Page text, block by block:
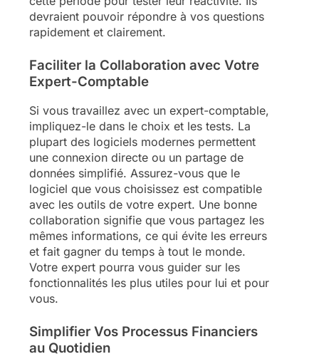
devraient pouvoir répondre à vos questions
rapidement et clairement.
Faciliter la Collaboration avec Votre
Expert-Comptable
Si vous travaillez avec un expert-comptable,
impliquez-le dans le choix et les tests. La
plupart des logiciels modernes permettent
une connexion directe ou un partage de
données simplifié. Assurez-vous que le
logiciel que vous choisissez est compatible
avec les outils de votre expert. Une bonne
collaboration signifie que vous partagez les
mêmes informations, ce qui évite les erreurs
et fait gagner du temps à tout le monde.
Votre expert pourra vous guider sur les
fonctionnalités les plus utiles pour lui et pour
vous.
Simplifier Vos Processus Financiers
au Quotidien